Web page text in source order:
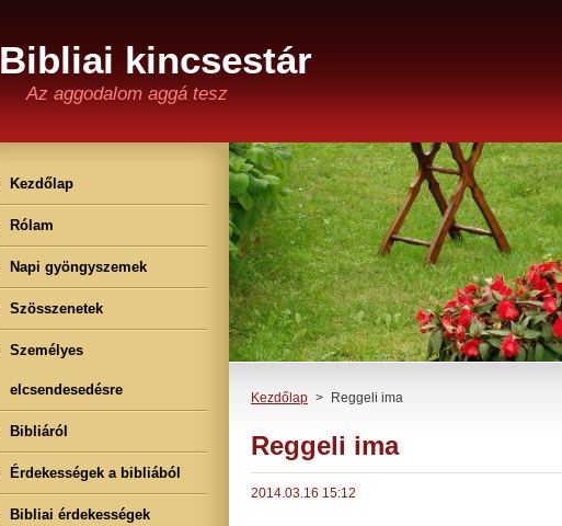
Bibliai kincsestár
Az aggodalom aggá tesz
Kezdőlap > Reggeli ima
Reggeli ima
2014.03.16 15:12
Kezdőlap
Rólam
Napi gyöngyszemek
Szösszenetek
Személyes
elcsendesedésre
Bibliáról
Érdekességek a bibliából
Bibliai érdekességek